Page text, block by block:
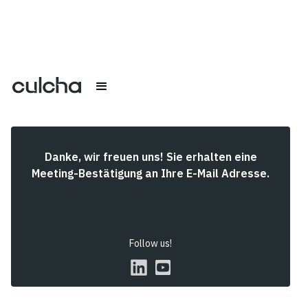
Danke, wir freuen uns! Sie erhalten eine
Meeting-Bestätigung an Ihre E-Mail Adresse.
Follow us!